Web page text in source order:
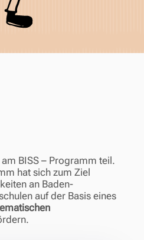
BISS – Programm teil.
hat sich zum Ziel
an Baden-
auf der Basis eines